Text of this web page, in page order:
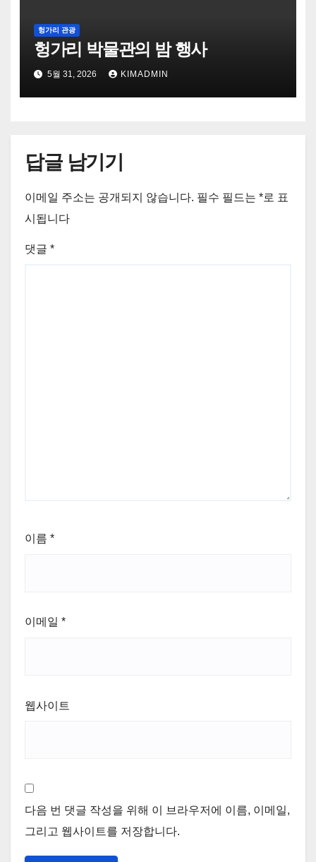
헝가리 관광
헝가리 박물관의 밤 행사
5월 31, 2026 KIMADMIN
답글 남기기
이메일 주소는 공개되지 않습니다. 필수 필드는 *로 표
시됩니다
댓글 *
이름 *
이메일 *
웹사이트
다음 번 댓글 작성을 위해 이 브라우저에 이름, 이메일,
그리고 웹사이트를 저장합니다.